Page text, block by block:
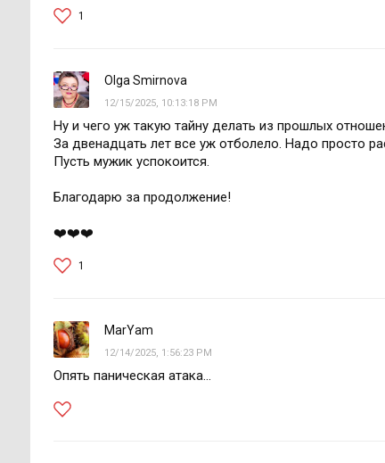
1
Olga Smirnova
12/15/2025, 10:13:18 PM
Ну и чего уж такую тайну делать из прошлых
За двенадцать лет все уж отболело. Надо просто
Пусть мужик успокоится.
Благодарю за продолжение!
❤️❤️❤️
1
MarYam
12/14/2025, 1:56:23 PM
Опять паническая атака...